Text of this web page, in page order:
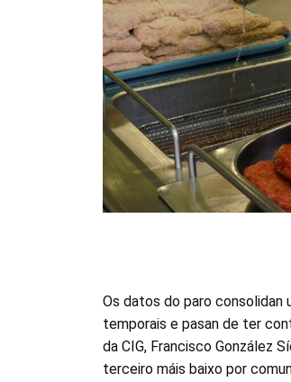
Os datos do paro consolidan
temporais e pasan de ter
da CIG, Francisco González
terceiro máis baixo por